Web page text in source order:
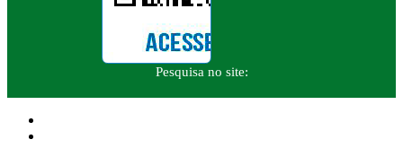
Pesquisa no site: